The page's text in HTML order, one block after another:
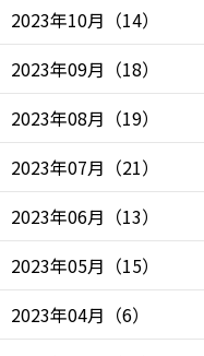
2023年10月 （14）
2023年09月 （18）
2023年08月 （19）
2023年07月 （21）
2023年06月 （13）
2023年05月 （15）
2023年04月 （6）